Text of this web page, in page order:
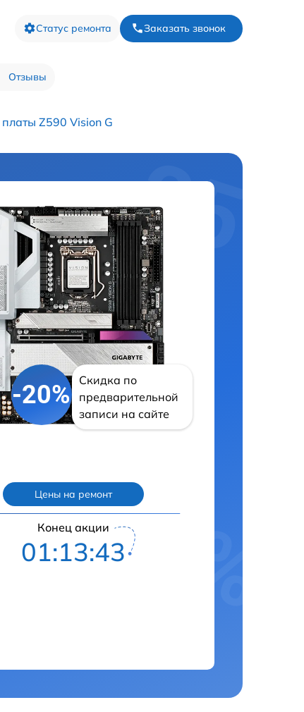
Статус ремонта Заказать звонок
Отзывы
Z590 Vision G
-20%
Скидка по
предварительной
записи на сайте
Цены на ремонт
Конец акции
01:13:42